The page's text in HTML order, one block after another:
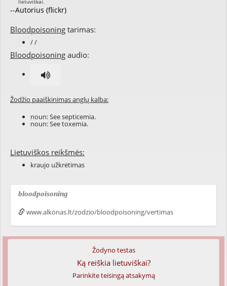
--Autorius (flickr)
Bloodpoisoning tarimas:
/ /
Bloodpoisoning audio:
Žodžio paaiškinimas anglų kalba:
noun: Seesepticemia.
noun: Seetoxemia.
Lietuviškos reikšmės:
kraujo užkrėtimas
bloodpoisoning
www.alkonas.lt/zodzio/bloodpoisoning/vertimas
Žodyno testas
Ką reiškia lietuviškai?
Parinkite teisingą atsakymą